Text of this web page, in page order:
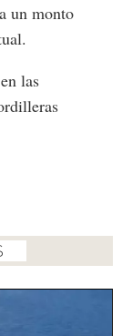
un monto
las